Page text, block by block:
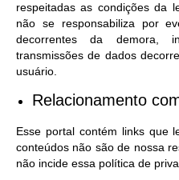
respeitadas as condições da
não se responsabiliza por
decorrentes da demora,
transmissões de dados
usuário.
Relacionamento
Esse portal contém links que
conteúdos não são de nossa
não incide essa política de